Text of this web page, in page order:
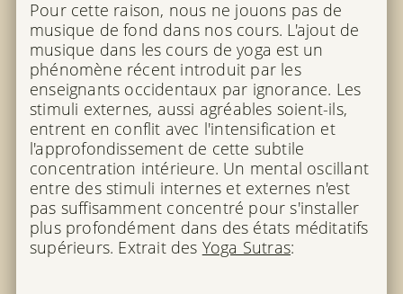
Pour cette raison, nous ne jouons pas de
musique de fond dans nos cours. L'ajout de
musique dans les cours de yoga est un
phénomène récent introduit par les
enseignants occidentaux par ignorance. Les
stimuli externes, aussi agréables soient-ils,
entrent en conflit avec l'intensification et
l'approfondissement de cette subtile
concentration intérieure. Un mental oscillant
entre des stimuli internes et externes n'est
pas suffisamment concentré pour s'installer
plus profondément dans des états méditatifs
supérieurs. Extrait des Yoga Sutras: